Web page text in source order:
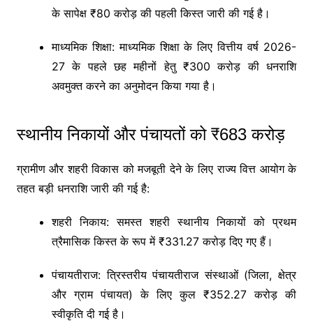
के सापेक्ष ₹80 करोड़ की पहली किस्त जारी की गई है।
माध्यमिक शिक्षा: माध्यमिक शिक्षा के लिए वित्तीय वर्ष 2026-
27 के पहले छह महीनों हेतु ₹300 करोड़ की धनराशि
अवमुक्त करने का अनुमोदन किया गया है।
स्थानीय निकायों और पंचायतों को ₹683 करोड़
ग्रामीण और शहरी विकास को मजबूती देने के लिए राज्य वित्त आयोग के
तहत बड़ी धनराशि जारी की गई है:
शहरी निकाय: समस्त शहरी स्थानीय निकायों को प्रथम
त्रैमासिक किस्त के रूप में ₹331.27 करोड़ दिए गए हैं।
पंचायतीराज: त्रिस्तरीय पंचायतीराज संस्थाओं (जिला, क्षेत्र
और ग्राम पंचायत) के लिए कुल ₹352.27 करोड़ की
स्वीकृति दी गई है।